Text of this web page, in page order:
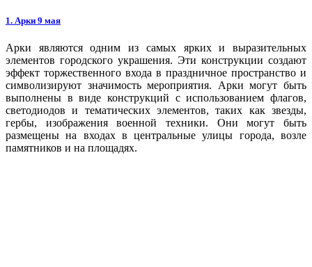
1. Арки 9 мая
Арки являются одним из самых ярких и выразительных
элементов городского украшения. Эти конструкции создают
эффект торжественного входа в праздничное пространство и
символизируют значимость мероприятия. Арки могут быть
выполнены в виде конструкций с использованием флагов,
светодиодов и тематических элементов, таких как звезды,
гербы, изображения военной техники. Они могут быть
размещены на входах в центральные улицы города, возле
памятников и на площадях.